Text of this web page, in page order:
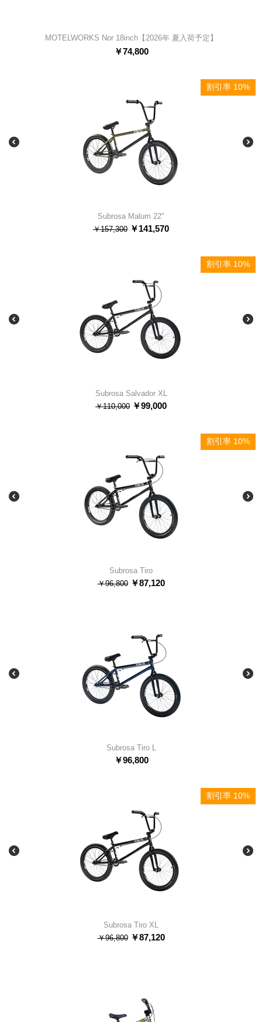
MOTELWORKS Nor 18inch【2026年 夏入荷予定】
￥74,800
割引率 10%
Subrosa Malum 22"
￥157,300 ￥141,570
割引率 10%
Subrosa Salvador XL
￥110,000 ￥99,000
割引率 10%
Subrosa Tiro
￥96,800 ￥87,120
Subrosa Tiro L
￥96,800
割引率 10%
Subrosa Tiro XL
￥96,800 ￥87,120